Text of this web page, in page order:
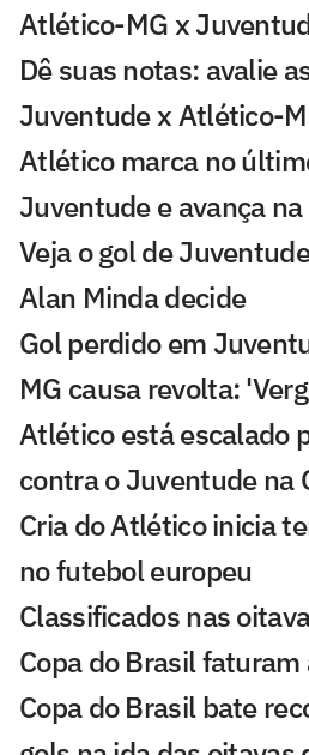
Atlético-MG x
Dê suas notas: avalie
Juventude x Atlético-
Atlético marca no
Juventude e avança
Veja o gol de
Alan Minda decide
Gol perdido em
MG causa revolta:
Atlético está escalado
contra o Juventude na
Cria do Atlético inicia
no futebol europeu
Classificados nas
Copa do Brasil
Copa do Brasil bate